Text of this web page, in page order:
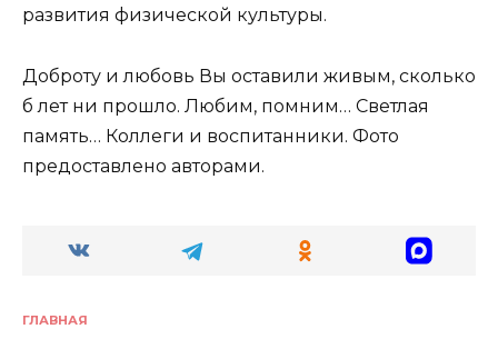
развития физической культуры.
Доброту и любовь Вы оставили живым, сколько
б лет ни прошло. Любим, помним… Светлая
память… Коллеги и воспитанники. Фото
предоставлено авторами.
ГЛАВНАЯ